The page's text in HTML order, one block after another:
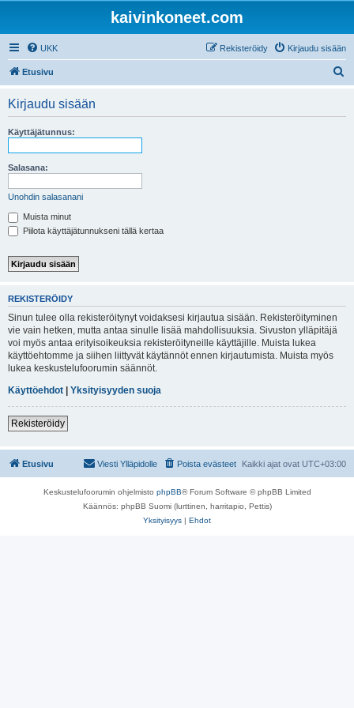
kaivinkoneet.com
UKK Kirjaudu sisään
Rekisteröidy
Etusivu
Kirjaudu sisään
Käyttäjätunnus:
Salasana:
Unohdin salasanani
Muista minut
Piilota käyttäjätunnukseni tällä kertaa
REKISTERÖIDY
Sinun tulee olla rekisteröitynyt voidaksesi kirjautua sisään. Rekisteröityminen
vie vain hetken, mutta antaa sinulle lisää mahdollisuuksia. Sivuston ylläpitäjä
voi myös antaa erityisoikeuksia rekisteröityneille käyttäjille. Muista lukea
käyttöehtomme ja siihen liittyvät käytännöt ennen kirjautumista. Muista myös
lukea keskustelufoorumin säännöt.
Käyttöehdot | Yksityisyyden suoja
Rekisteröidy
Etusivu Kaikki ajat ovat UTC+03:00
Poista evästeet
Viesti Ylläpidolle
Keskustelufoorumin ohjelmisto phpBB® Forum Software © phpBB Limited
Käännös: phpBB Suomi (lurttinen, harritapio, Pettis)
Yksityisyys | Ehdot